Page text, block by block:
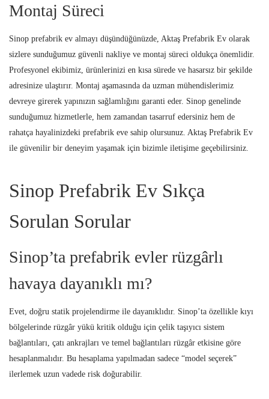
Montaj Süreci
Sinop prefabrik ev almayı düşündüğünüzde, Aktaş Prefabrik Ev olarak
sizlere sunduğumuz güvenli nakliye ve montaj süreci oldukça önemlidir.
Profesyonel ekibimiz, ürünlerinizi en kısa sürede ve hasarsız bir şekilde
adresinize ulaştırır. Montaj aşamasında da uzman mühendislerimiz
devreye girerek yapınızın sağlamlığını garanti eder. Sinop genelinde
sunduğumuz hizmetlerle, hem zamandan tasarruf edersiniz hem de
rahatça hayalinizdeki prefabrik eve sahip olursunuz. Aktaş Prefabrik Ev
ile güvenilir bir deneyim yaşamak için bizimle iletişime geçebilirsiniz.
Sinop Prefabrik Ev Sıkça
Sorulan Sorular
Sinop’ta prefabrik evler rüzgârlı
havaya dayanıklı mı?
Evet, doğru statik projelendirme ile dayanıklıdır. Sinop’ta özellikle kıyı
bölgelerinde rüzgâr yükü kritik olduğu için çelik taşıyıcı sistem
bağlantıları, çatı ankrajları ve temel bağlantıları rüzgâr etkisine göre
hesaplanmalıdır. Bu hesaplama yapılmadan sadece “model seçerek”
ilerlemek uzun vadede risk doğurabilir.